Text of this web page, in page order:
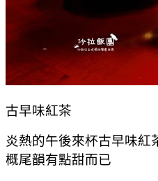
古早味紅茶
炎熱的午後來杯古早味紅
概尾韻有點甜而已